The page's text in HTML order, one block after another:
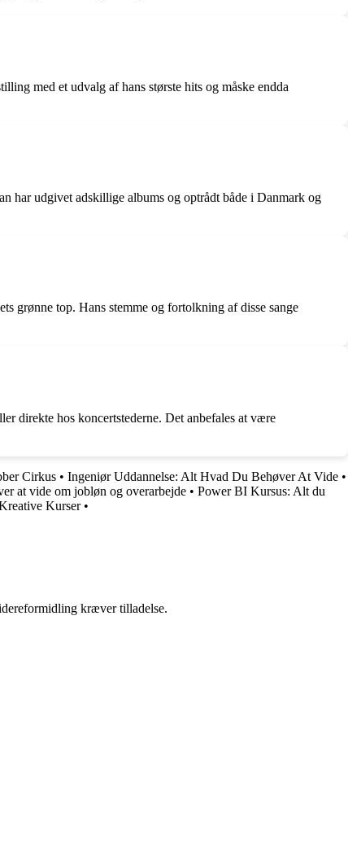
med et udvalg af hans største hits og måske endda
har udgivet adskillige albums og optrådt både i Danmark og
grønne top. Hans stemme og fortolkning af disse sange
direkte hos koncertstederne. Det anbefales at være
Cirkus • Ingeniør Uddannelse: Alt Hvad Du Behøver At Vide •
at vide om jobløn og overarbejde • Power BI Kursus: Alt du
Kurser•
kræver tilladelse.